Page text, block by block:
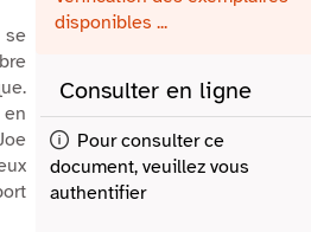
disponibles ...
Consulter en ligne
Pour consulter ce
document, veuillez vous
authentifier